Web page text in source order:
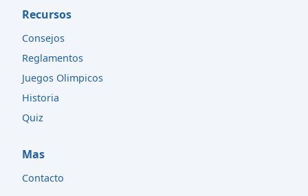
Recursos
Consejos
Reglamentos
Juegos Olimpicos
Historia
Quiz
Mas
Contacto